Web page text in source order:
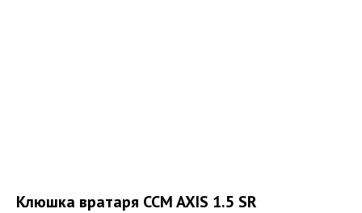
Клюшка вратаря CCM AXIS 1.5 SR